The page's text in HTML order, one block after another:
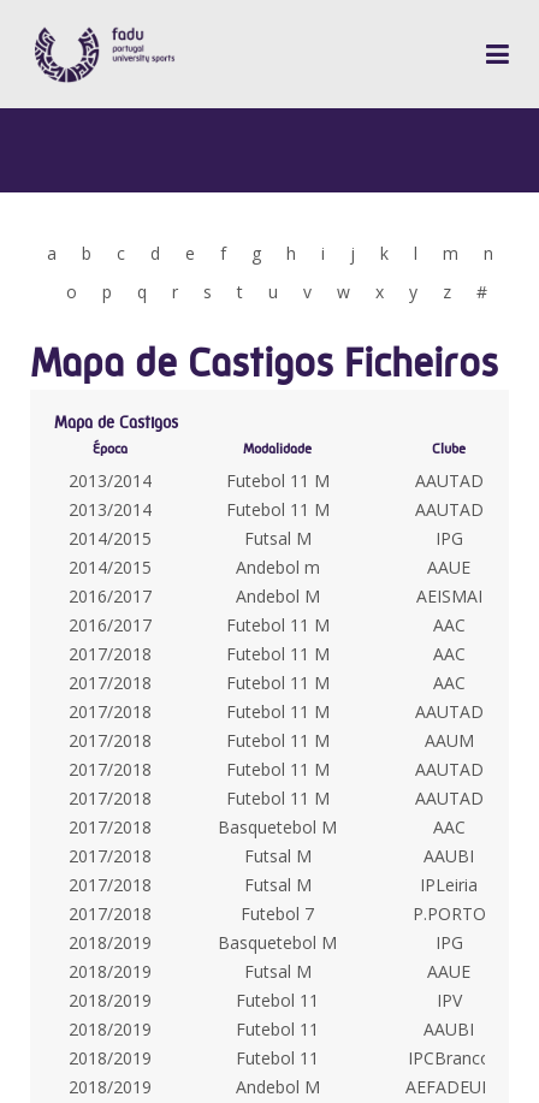
a b c d e f g h i j k l m
n
o
p q r s t u v w x y z #
Mapa de Castigos Ficheiros
Mapa de Castigos
Época Modalidade Clube
2013/2014 Futebol 11 M
AAUTAD
2013/2014
Futebol 11 M
AAUTAD
2014/2015
Futsal M
IPG
2014/2015
Andebol m
AAUE
2016/2017
Andebol M
AEISMAI
2016/2017
Futebol 11 M
AAC
2017/2018
Futebol 11 M
AAC
2017/2018
Futebol 11 M
AAC
2017/2018
Futebol 11 M
AAUTAD
2017/2018
Futebol 11 M
AAUM
2017/2018
Futebol 11 M
AAUTAD
2017/2018
Futebol 11 M
AAUTAD
2017/2018
Basquetebol M
AAC
2017/2018
Futsal M
AAUBI
2017/2018
Futsal M
IPLeiria
2017/2018
Futebol 7
P.PORTO
2018/2019
Basquetebol M
IPG
2018/2019
Futsal M
AAUE
2018/2019
Futebol 11 IPV
2018/2019
Futebol 11
AAUBI
2018/2019
Futebol 11
IPCBranco
2018/2019
Andebol M
AEFADEUP